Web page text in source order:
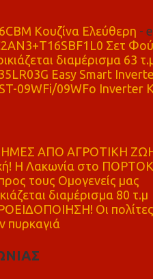
Κουζίνα Ελεύθερη -
Σετ
διαμέρισμα 63
Easy Smart
09WFi/09WFo Inverter
ΑΠΟ ΑΓΡΟΤΙΚΗ
Η Λακωνία στο
τους Ομογενείς μας
διαμέρισμα 80 τ.μ
Οι πολίτες
πυρκαγιά